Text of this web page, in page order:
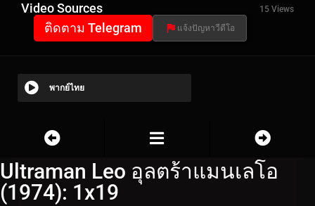
Video Sources 15 Views
ติดตาม Telegram แจ้งปัญหาวีดีโอ
พากย์ไทย
Ultraman Leo อุลตร้าแมนเลโอ
(1974): 1x19